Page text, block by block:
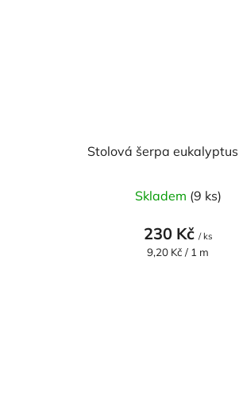
Stolová šerpa
Skladem (9 ks)
230 Kč / ks
Měrná
9,20 Kč / 1 m